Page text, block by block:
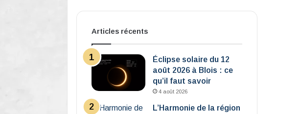
Articles récents
Éclipse solaire du 12
août 2026 à Blois : ce
qu’il faut savoir
4 août 2026
L’Harmonie de la région